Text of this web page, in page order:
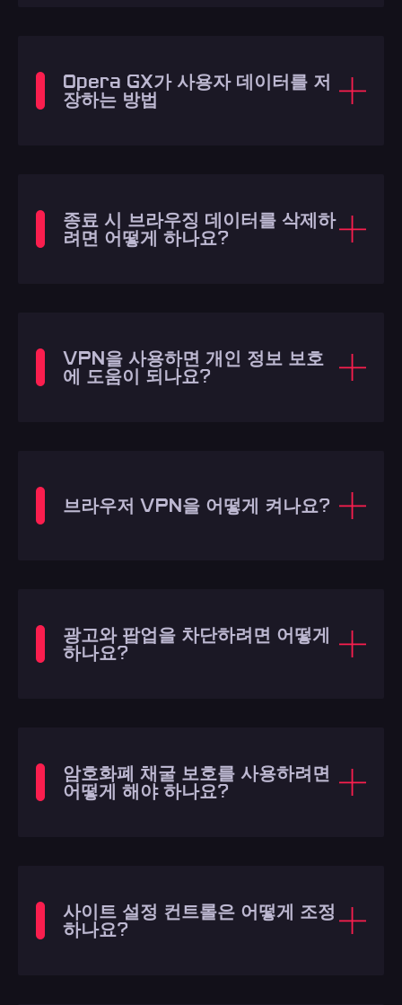
Opera GX가 사용자 데이터를 저
장하는 방법
종료 시 브라우징 데이터를 삭제하
려면 어떻게 하나요?
VPN을 사용하면 개인 정보 보호
에 도움이 되나요?
브라우저 VPN을 어떻게 켜나요?
광고와 팝업을 차단하려면 어떻게
하나요?
암호화폐 채굴 보호를 사용하려면
어떻게 해야 하나요?
사이트 설정 컨트롤은 어떻게 조정
하나요?